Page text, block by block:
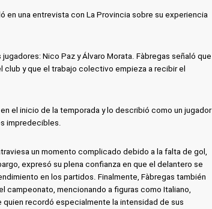
en una entrevista con La Provincia sobre su experiencia
Nico Paz y Álvaro Morata. Fàbregas señaló que
club y que el trabajo colectivo empieza a recibir el
el inicio de la temporada y lo describió como un jugador
impredecibles.
un momento complicado debido a la falta de gol,
expresó su plena confianza en que el delantero se
en los partidos. Finalmente, Fàbregas también
mencionando a figuras como Italiano,
quien recordó especialmente la intensidad de sus